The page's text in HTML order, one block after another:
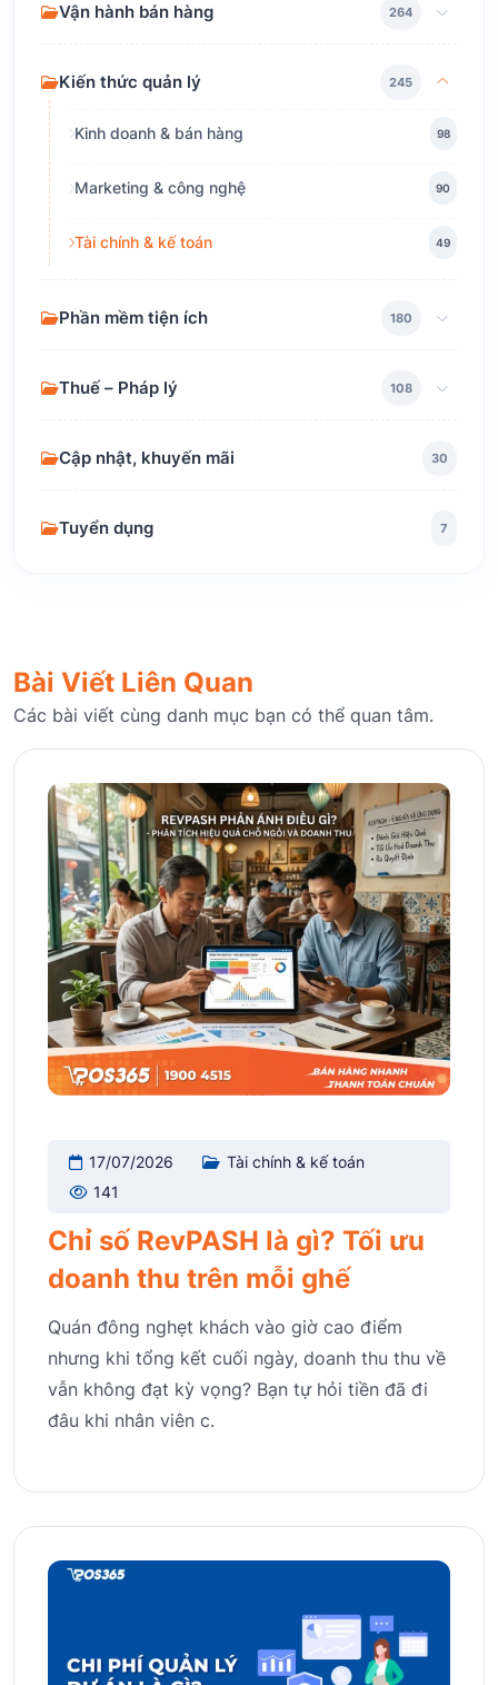
Vận hành bán hàng 264
Kiến thức quản lý 245
Kinh doanh & bán hàng 98
Marketing & công nghệ 90
Tài chính & kế toán 49
Phần mềm tiện ích 180
Thuế – Pháp lý 108
Cập nhật, khuyến mãi 30
Tuyển dụng 7
Bài Viết Liên Quan
Các bài viết cùng danh mục bạn có thể quan tâm.
17/07/2026
Tài chính & kế toán
141
Chỉ số RevPASH là gì? Tối ưu
doanh thu trên mỗi ghế
Quán đông nghẹt khách vào giờ cao điểm
nhưng khi tổng kết cuối ngày, doanh thu thu về
vẫn không đạt kỳ vọng? Bạn tự hỏi tiền đã đi
đâu khi nhân viên c.